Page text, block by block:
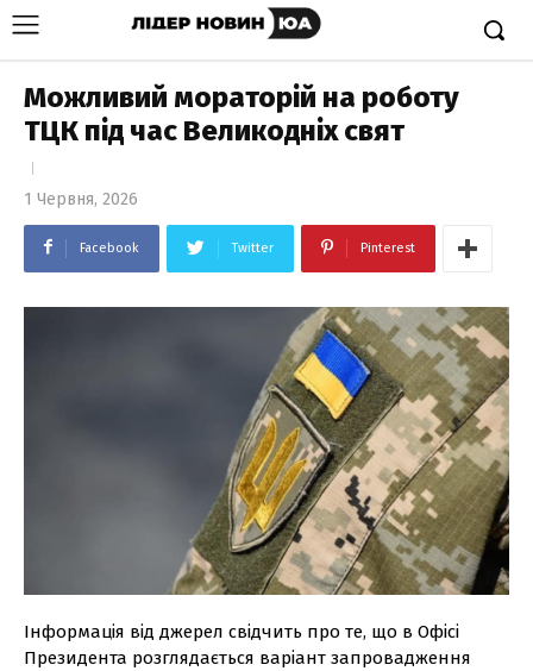
Можливий мораторій на роботу
ТЦК під час Великодніх свят
1 Червня, 2026
Facebook Twitter Pinterest
Інформація від джерел свідчить про те, що в Офісі
Президента розглядається варіант запровадження